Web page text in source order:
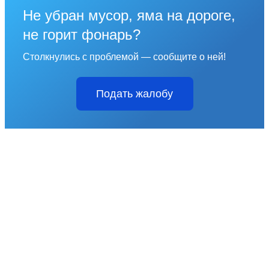
Не убран мусор, яма на дороге,
не горит фонарь?
Столкнулись с проблемой — сообщите о ней!
Подать жалобу